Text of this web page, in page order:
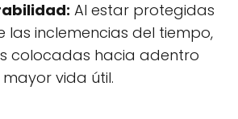
Al estar protegidas
las inclemencias del tiempo,
colocadas hacia adentro
vida útil.